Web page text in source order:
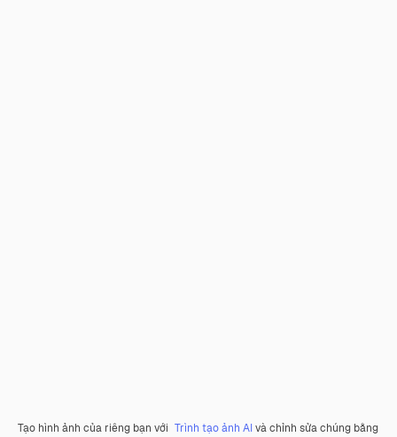
Tạo hình ảnh của riêng bạn với Trình tạo ảnh AIvà chỉnh sửa chúng bằng